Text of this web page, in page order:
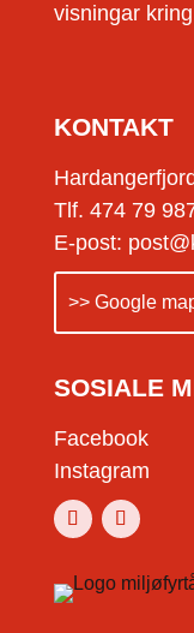
visningar
KONTAKT
Tlf. 474 79
E-post:
>> Google
SOSIALE
Facebook
Instagram